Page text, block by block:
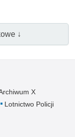
↓
X
Lotnictwo Policji